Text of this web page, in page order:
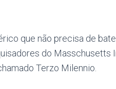
que não precisa de
do Masschusetts
Terzo Milennio.